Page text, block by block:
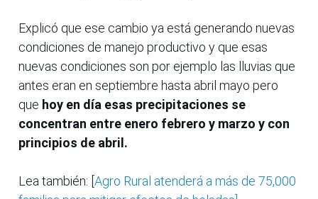
Explicó que ese cambio ya está generando nuevas
condiciones de manejo productivo y que esas
nuevas condiciones son por ejemplo las lluvias que
antes eran en septiembre hasta abril mayo pero
que hoy en día esas precipitaciones se
concentran entre enero febrero y marzo y con
principios de abril.
Lea también: [ Agro Rural atenderá a más de 75,000